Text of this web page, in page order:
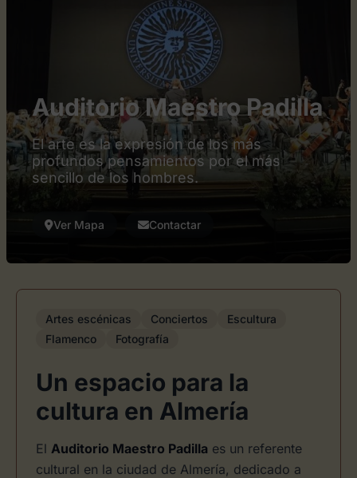
Auditorio Maestro Padilla
El arte es la expresión de los más
profundos pensamientos por el más
sencillo de los hombres.
Ver Mapa Contactar
Artes escénicas Conciertos
Escultura
Flamenco
Fotografía
Un espacio para la
cultura en Almería
El Auditorio Maestro Padilla es un referente
cultural en la ciudad de Almería, dedicado a